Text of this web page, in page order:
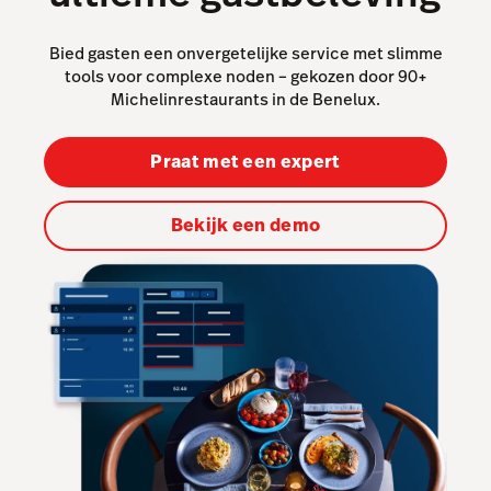
Advanced Insights
Inventory
Order Anywhere
Pulse app
Tasks
Tempo
Benchmarks & Trends
Geen fine dining zaak?
Bied gasten een onvergetelijke service met slimme
tools voor complexe noden – gekozen door 90+
Michelinrestaurants in de Benelux.
Praat met een expert
Bekijk een demo